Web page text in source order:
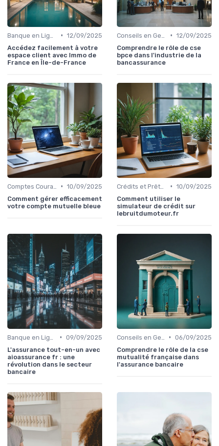
• 12/09/2025
Accédez facilement à votre
espace client avec Immo de
France en Île-de-France
• 12/09/2025
Comprendre le rôle de cse
bpce dans l'industrie de la
bancassurance
• 10/09/2025
Comment gérer efficacement
votre compte mutuelle bleue
• 10/09/2025
Comment utiliser le
simulateur de crédit sur
lebruitdumoteur.fr
• 09/09/2025
L'assurance tout-en-un avec
aioassurance fr : une
révolution dans le secteur
bancaire
• 06/09/2025
Comprendre le rôle de la cse
mutualité française dans
l'assurance bancaire